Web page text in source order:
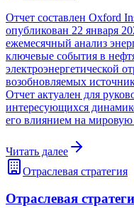
Отчет составлен Oxford
опубликован 22 января
ежемесячный анализ
ключевые события в
электроэнергетической
возобновляемых
Отчет актуален для
интересующихся
его влиянием на мировую
Читать далее
Отраслевая стратегия
Отраслевая